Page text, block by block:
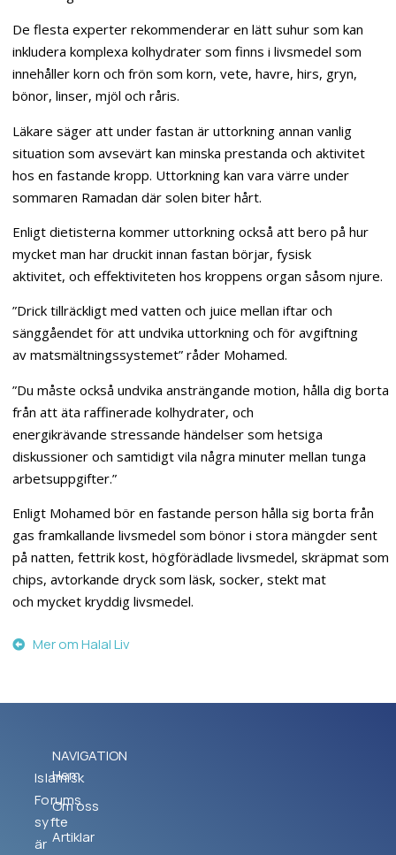
De flesta experter rekommenderar en lätt suhur som kan
inkludera komplexa kolhydrater som finns i livsmedel som
innehåller korn och frön som korn, vete, havre, hirs, gryn,
bönor, linser, mjöl och råris.
Läkare säger att under fastan är uttorkning annan vanlig
situation som avsevärt kan minska prestanda och aktivitet
hos en fastande kropp. Uttorkning kan vara värre under
sommaren Ramadan där solen biter hårt.
Enligt dietisterna kommer uttorkning också att bero på hur
mycket man har druckit innan fastan börjar, fysisk
aktivitet, och effektiviteten hos kroppens organ såsom njure.
”Drick tillräckligt med vatten och juice mellan iftar och
sänggåendet för att undvika uttorkning och för avgiftning
av matsmältningssystemet” råder Mohamed.
”Du måste också undvika ansträngande motion, hålla dig borta
från att äta raffinerade kolhydrater, och
energikrävande stressande händelser som hetsiga
diskussioner och samtidigt vila några minuter mellan tunga
arbetsuppgifter.”
Enligt Mohamed bör en fastande person hålla sig borta från
gas framkallande livsmedel som bönor i stora mängder sent
på natten, fettrik kost, högförädlade livsmedel, skräpmat som
chips, avtorkande dryck som läsk, socker, stekt mat
och mycket kryddig livsmedel.
Mer om Halal Liv
Islamisk
Forums
syfte
är
NAVIGATION
Hem
Om oss
Artiklar